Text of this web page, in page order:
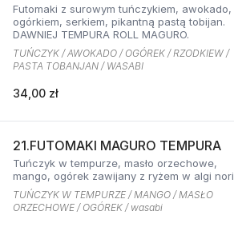
Futomaki z surowym tuńczykiem, awokado,
ogórkiem, serkiem, pikantną pastą tobijan.
DAWNIEJ TEMPURA ROLL MAGURO.
TUŃCZYK / AWOKADO / OGÓREK / RZODKIEW /
PASTA TOBANJAN / WASABI
34,00 zł
21.FUTOMAKI MAGURO TEMPURA
Tuńczyk w tempurze, masło orzechowe,
mango, ogórek zawijany z ryżem w algi nori
TUŃCZYK W TEMPURZE / MANGO / MASŁO
ORZECHOWE / OGÓREK / wasabi